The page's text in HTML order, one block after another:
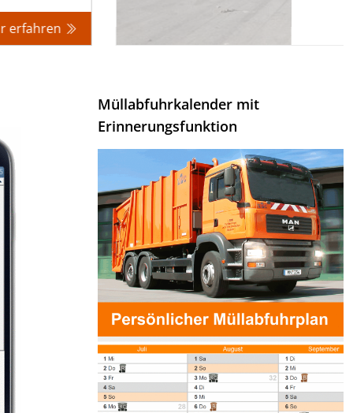
erfahren
Müllabfuhrkalender mit
Erinnerungsfunktion